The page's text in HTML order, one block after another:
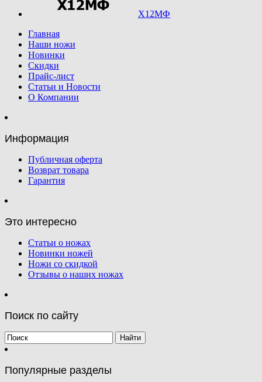
Х12МФ
Главная
Наши ножи
Новинки
Скидки
Прайс-лист
Статьи и Новости
О Компании
Информация
Публичная оферта
Возврат товара
Гарантия
Это интересно
Статьи о ножах
Новинки ножей
Ножи со скидкой
Отзывы о наших ножах
Поиск по сайту
Популярные разделы